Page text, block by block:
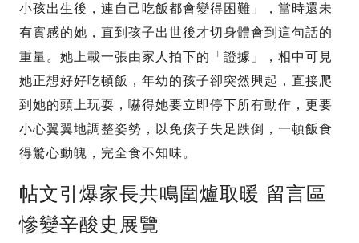
小孩出生後，連自己吃飯都會變得困難」，當時還未
有實感的她，直到孩子出世後才切身體會到這句話的
重量。她上載一張由家人拍下的「證據」，相中可見
她正想好好吃頓飯，年幼的孩子卻突然興起，直接爬
到她的頭上玩耍，嚇得她要立即停下所有動作，更要
小心翼翼地調整姿勢，以免孩子失足跌倒，一頓飯食
得驚心動魄，完全食不知味。
帖文引爆家長共鳴圍爐取暖 留言區
慘變辛酸史展覽